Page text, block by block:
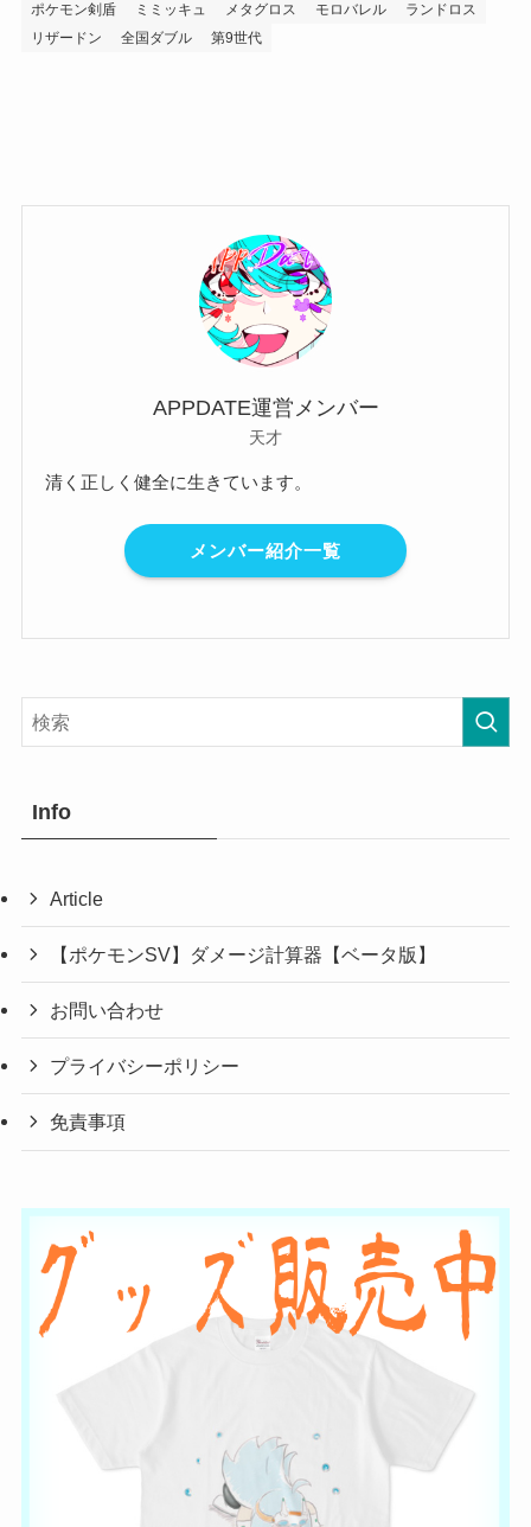
ポケモン剣盾
ミミッキュ メタグロス モロバレル
ランドロス
リザードン
全国ダブル 第9世代
APPDATE運営メンバー
天才
清く正しく健全に生きています。
メンバー紹介一覧
Info
Article
【ポケモンSV】ダメージ計算器【ベータ版】
お問い合わせ
プライバシーポリシー
免責事項